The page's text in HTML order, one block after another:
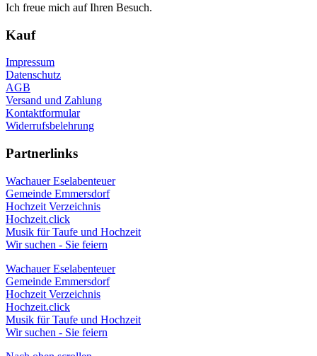
Ich freue mich auf Ihren Besuch.
Kauf
Impressum
Datenschutz
AGB
Versand und Zahlung
Kontaktformular
Widerrufsbelehrung
Partnerlinks
Wachauer Eselabenteuer
Gemeinde Emmersdorf
Hochzeit Verzeichnis
Hochzeit.click
Musik für Taufe und Hochzeit
Wir suchen - Sie feiern
Wachauer Eselabenteuer
Gemeinde Emmersdorf
Hochzeit Verzeichnis
Hochzeit.click
Musik für Taufe und Hochzeit
Wir suchen - Sie feiern